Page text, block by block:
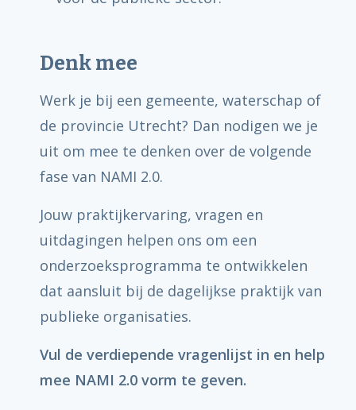
Denk mee
Werk je bij een gemeente, waterschap of
de provincie Utrecht? Dan nodigen we je
uit om mee te denken over de volgende
fase van NAMI 2.0.
Jouw praktijkervaring, vragen en
uitdagingen helpen ons om een
onderzoeksprogramma te ontwikkelen
dat aansluit bij de dagelijkse praktijk van
publieke organisaties.
Vul de verdiepende vragenlijst in en help
mee NAMI 2.0 vorm te geven.